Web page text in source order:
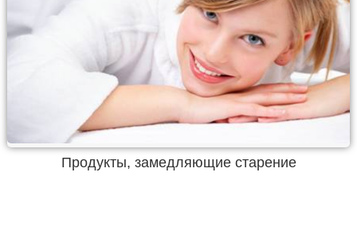
Продукты, замедляющие старение